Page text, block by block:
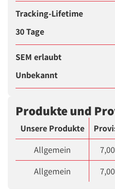
Tracking-Lifetime
30 Tage
SEM erlaubt
Unbekannt
Produkte und
Unsere Produkte
Allgemein
Allgemein